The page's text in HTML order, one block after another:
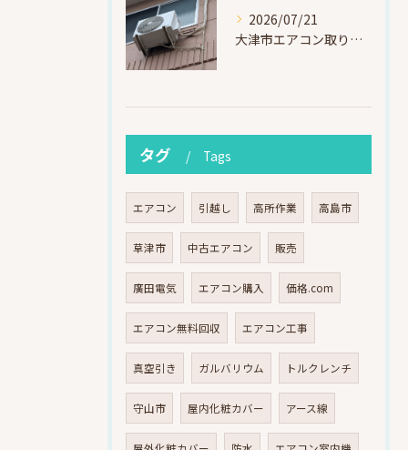
2026/07/21
大津市エアコン取り付け｜他社で断られたマンション3階の壁面アングル高所作業（ハイセンス HA-J22H-W・プレジーオビワコ）
タグ Tags
エアコン 引越し 高所作業 高島市
草津市 中古エアコン 販売
廣田電気 エアコン購入 価格.com
エアコン無料回収 エアコン工事
真空引き ガルバリウム トルクレンチ
守山市 屋内化粧カバー アース線